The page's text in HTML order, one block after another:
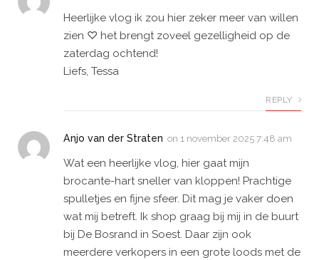
Heerlijke vlog ik zou hier zeker meer van willen
zien ♡ het brengt zoveel gezelligheid op de
zaterdag ochtend!
Liefs, Tessa
REPLY
Anjo van der Straten on 1 november 2025 7:48 am
Wat een heerlijke vlog, hier gaat mijn
brocante-hart sneller van kloppen! Prachtige
spulletjes en fijne sfeer. Dit mag je vaker doen
wat mij betreft. Ik shop graag bij mij in de buurt
bij De Bosrand in Soest. Daar zijn ook
meerdere verkopers in een grote loods met de